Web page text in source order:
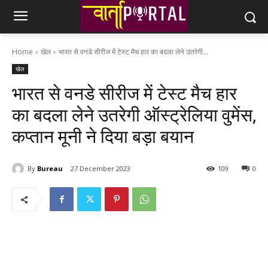
Home खेल भारत से वनडे सीरीज में टेस्ट मैच हार का बदला लेने उतरेगी...
खेल
भारत से वनडे सीरीज में टेस्ट मैच हार
का बदला लेने उतरेगी ऑस्ट्रेलिया वुमेंस,
कप्तान मूनी ने दिया बड़ा बयान
By Bureau 27 December 2023 0
109